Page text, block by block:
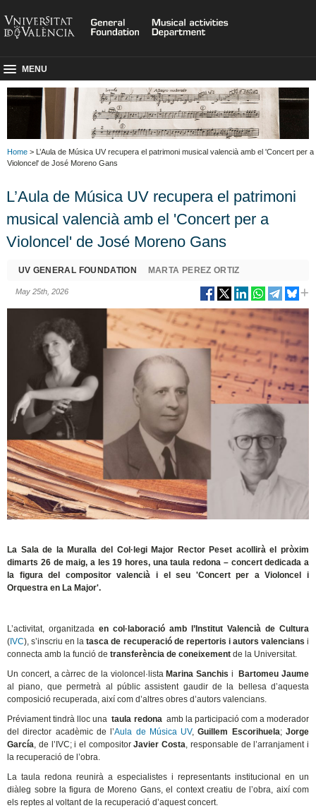
MENU
Home > L’Aula de Música UV recupera el patrimoni musical valencià amb el 'Concert per a
Violoncel' de José Moreno Gans
L’Aula de Música UV recupera el patrimoni
musical valencià amb el 'Concert per a
Violoncel' de José Moreno Gans
UV GENERAL FOUNDATION MARTA PEREZ ORTIZ
May 25th, 2026
La Sala de la Muralla del Col·legi Major Rector Peset acollirà el pròxim
dimarts 26 de maig, a les 19 hores, una taula redona – concert dedicada a
la figura del compositor valencià i el seu 'Concert per a Violoncel i
Orquestra en La Major'.
L’activitat, organitzadaen col·laboració amb l’Institut Valencià de Cultura
( IVC), s’inscriu en latasca de recuperació de repertoris i autors valencians i
connecta amb la funció detransferència de coneixementde la Universitat.
Un concert, a càrrec de la violoncel·listaMarina Sanchis iBartomeu Jaume
al piano, que permetrà al públic assistent gaudir de la bellesa d’aquesta
composició recuperada, així com d’altres obres d’autors valencians.
Préviament tindrà lloc unataula redonaamb la participació com a moderador
del director acadèmic de l’Aula de Música UV,Guillem Escorihuela;Jorge
García, de l’IVC; i el compositorJavier Costa, responsable de l’arranjament i
la recuperació de l’obra.
La taula redona reunirà a especialistes i representants institucional en un
diàleg sobre la figura de Moreno Gans, el context creatiu de l’obra, així com
els reptes al voltant de la recuperació d’aquest concert.